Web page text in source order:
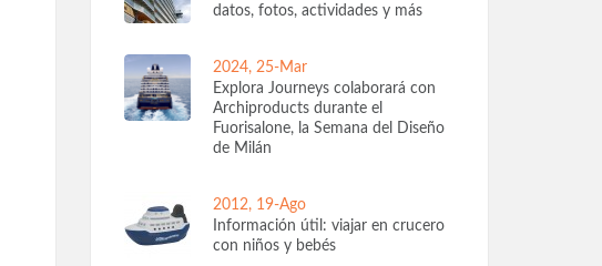
datos, fotos, actividades y más
2024, 25-Mar
Explora Journeys colaborará con
Archiproducts durante el
Fuorisalone, la Semana del Diseño
de Milán
2012, 19-Ago
Información útil: viajar en crucero
con niños y bebés